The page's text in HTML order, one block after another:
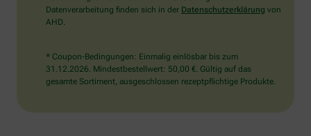
Datenverarbeitung finden sich in der Datenschutzerklärung von
AHD.
* Coupon-Bedingungen: Einmalig einlösbar bis zum
31.12.2026. Mindestbestellwert: 50,00 €. Gültig auf das
gesamte Sortiment, ausgeschlossen rezeptpflichtige Produkte.